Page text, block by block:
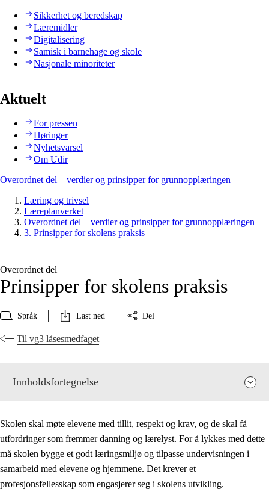
Sikkerhet og beredskap
Læremidler
Digitalisering
Samisk i barnehage og skole
Nasjonale minoriteter
Aktuelt
For pressen
Høringer
Nyhetsvarsel
Om Udir
Overordnet del – verdier og prinsipper for grunnopplæringen
Læring og trivsel
Læreplanverket
Overordnet del – verdier og prinsipper for grunnopplæringen
3. Prinsipper for skolens praksis
Overordnet del
Prinsipper for skolens praksis
Språk Last ned Del
Til vg3 låsesmedfaget
Innholdsfortegnelse
Skolen skal møte elevene med tillit, respekt og krav, og de skal få
utfordringer som fremmer danning og lærelyst. For å lykkes med dette
må skolen bygge et godt læringsmiljø og tilpasse undervisningen i
samarbeid med elevene og hjemmene. Det krever et
profesjonsfellesskap som engasjerer seg i skolens utvikling.